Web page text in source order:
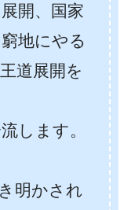
開、国家
地にやる
道展開を
します。
明かされ